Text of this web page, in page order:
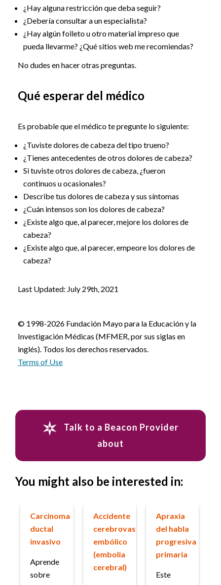
¿Hay alguna restricción que deba seguir?
¿Debería consultar a un especialista?
¿Hay algún folleto u otro material impreso que
pueda llevarme? ¿Qué sitios web me recomiendas?
No dudes en hacer otras preguntas.
Qué esperar del médico
Es probable que el médico te pregunte lo siguiente:
¿Tuviste dolores de cabeza del tipo trueno?
¿Tienes antecedentes de otros dolores de cabeza?
Si tuviste otros dolores de cabeza, ¿fueron
continuos u ocasionales?
Describe tus dolores de cabeza y sus síntomas
¿Cuán intensos son los dolores de cabeza?
¿Existe algo que, al parecer, mejore los dolores de
cabeza?
¿Existe algo que, al parecer, empeore los dolores de
cabeza?
Last Updated: July 29th, 2021
© 1998-2026 Fundación Mayo para la Educación y la
Investigación Médicas (MFMER, por sus siglas en
inglés). Todos los derechos reservados.
Terms of Use
Talk to a Beacon Provider
about
You might also be interested in:
Carcinoma
ductal
invasivo
Aprende
sobre
Accidente
cerebrovascular
embólico
(embolia
cerebral)
Apraxia
del habla
progresiva
primaria
Este